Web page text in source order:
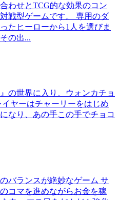
わせとTCG的な効果のコン
戦型ゲームです。 専用のダ
たヒーローから1人を選びま
の出...
の世界に入り、ウォンカチョ
ヤーはチャーリーをはじめ
なり、あの手この手でチョコ
バランスが絶妙なゲーム サ
コマを進めながらお金を稼